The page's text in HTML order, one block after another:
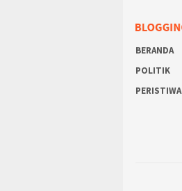
BERANDA
POLITIK
PERISTIWA